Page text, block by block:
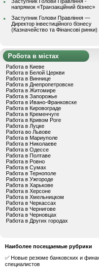
напрямок «Транзакційний бізнес»
Заступник Голови Правління —
Директор інвестиційного бізнесу
(Казначейство та Фінансові ринки)
Робота в містах
Работа в Киеве
Работа в Белой Церкви
Работа в Виннице
Работа в Днепропетровске
Работа в Житомире
Работа в Запорожье
Работа в Ивано-Франковске
Работа в Кировограде
Работа в Кременчуге
Работа в Кривом Роге
Работа в Луцке
Работа во Львове
Работа в Мариуполе
Работа в Николаеве
Работа в Одессе
Работа в Полтаве
Работа в Ровно
Работа в Сумах
Работа в Тернополе
Работа в Ужгороде
Работа в Харькове
Работа в Херсоне
Работа в Хмельницком
Работа в Черкассах
Работа в Чернигове
Работа в Черновцах
Работа в Других городах
Наиболее посещаемые рубрики
✅ Новые резюме банковских и
специалистов